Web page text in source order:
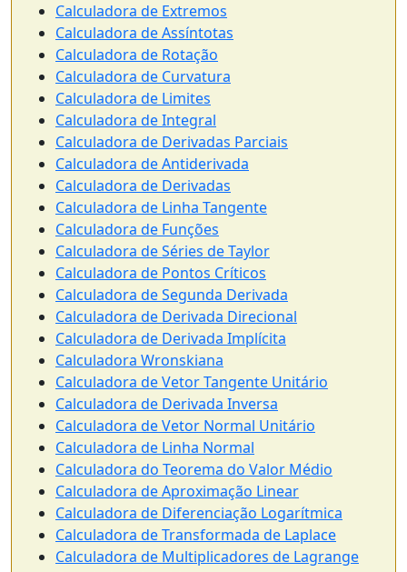
Calculadora de Extremos
Calculadora de Assíntotas
Calculadora de Rotação
Calculadora de Curvatura
Calculadora de Limites
Calculadora de Integral
Calculadora de Derivadas Parciais
Calculadora de Antiderivada
Calculadora de Derivadas
Calculadora de Linha Tangente
Calculadora de Funções
Calculadora de Séries de Taylor
Calculadora de Pontos Críticos
Calculadora de Segunda Derivada
Calculadora de Derivada Direcional
Calculadora de Derivada Implícita
Calculadora Wronskiana
Calculadora de Vetor Tangente Unitário
Calculadora de Derivada Inversa
Calculadora de Vetor Normal Unitário
Calculadora de Linha Normal
Calculadora do Teorema do Valor Médio
Calculadora de Aproximação Linear
Calculadora de Diferenciação Logarítmica
Calculadora de Transformada de Laplace
Calculadora de Multiplicadores de Lagrange